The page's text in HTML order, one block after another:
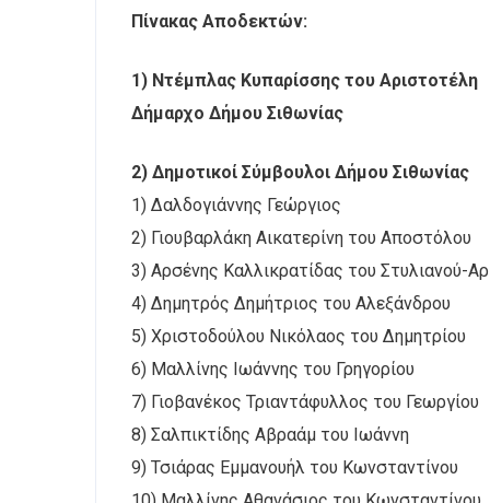
Πίνακας Αποδεκτών:
1) Ντέμπλας Κυπαρίσσης του Αριστοτέλη
Δήμαρχο Δήμου Σιθωνίας
2) Δημοτικοί Σύμβουλοι Δήμου Σιθωνίας
1) Δαλδογιάννης Γεώργιος
2) Γιουβαρλάκη Αικατερίνη του Αποστόλου
3) Αρσένης Καλλικρατίδας του Στυλιανού-
4) Δημητρός Δημήτριος του Αλεξάνδρου
5) Χριστοδούλου Νικόλαος του Δημητρίου
6) Μαλλίνης Ιωάννης του Γρηγορίου
7) Γιοβανέκος Τριαντάφυλλος του Γεωργίου
8) Σαλπικτίδης Αβραάμ του Ιωάννη
9) Τσιάρας Εμμανουήλ του Κωνσταντίνου